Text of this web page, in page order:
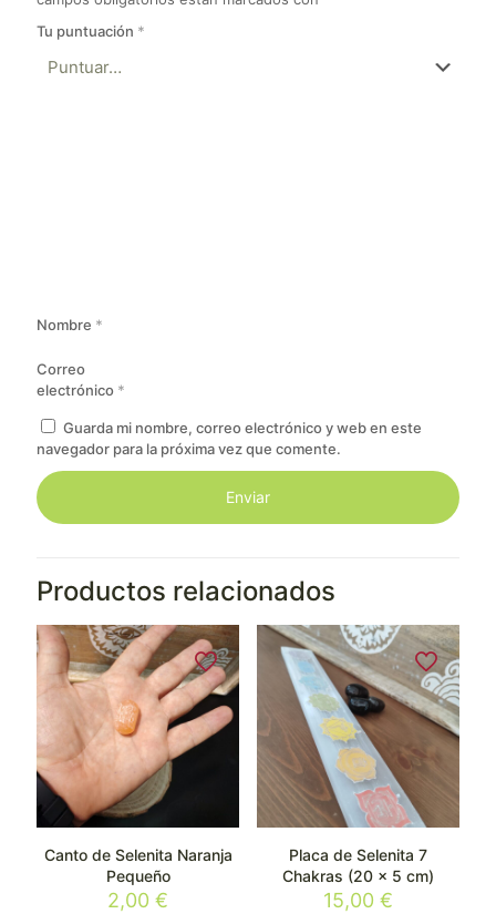
Tu puntuación *
Nombre *
Correo
electrónico *
Guarda mi nombre, correo electrónico y web en este
navegador para la próxima vez que comente.
Productos relacionados
Canto de Selenita Naranja
Pequeño
2,00€
Placa de Selenita 7
Chakras (20 x 5 cm)
15,00 €